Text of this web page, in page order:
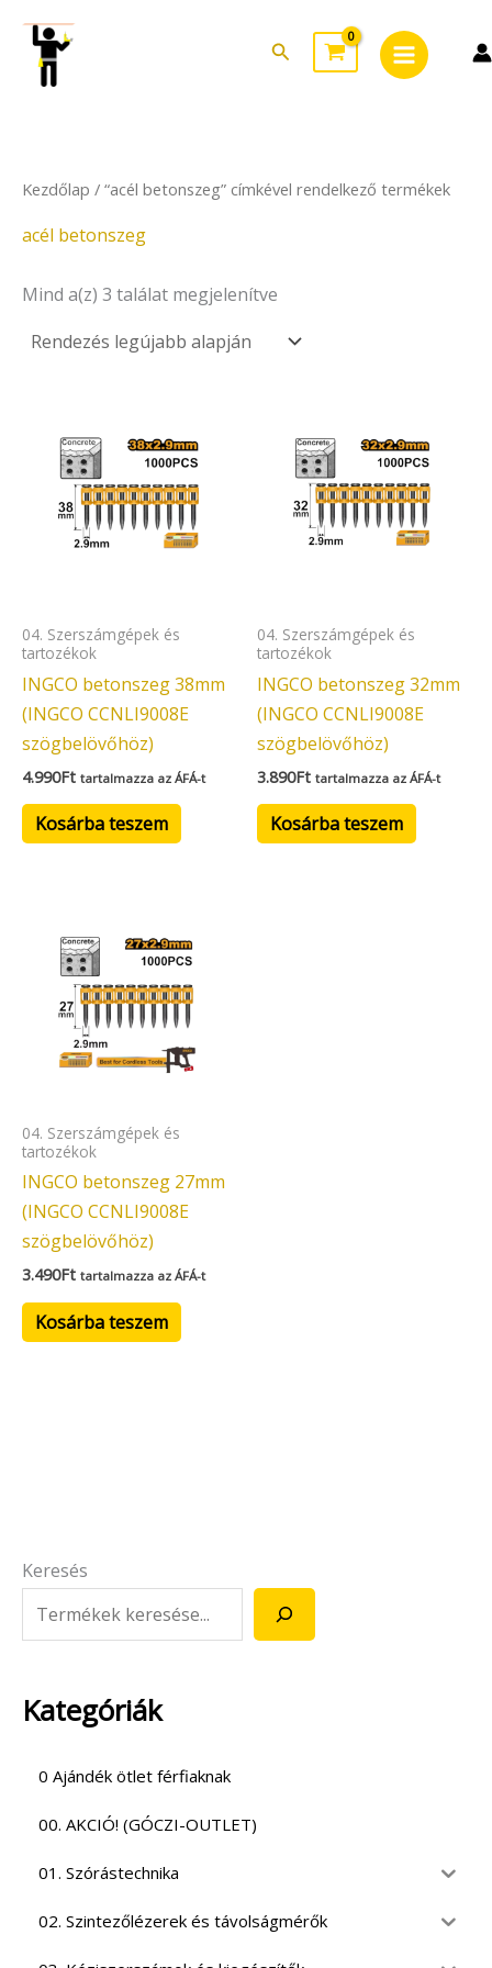
content
Search
Menu
Keresés
Kategóriák
0 Ajándék ötlet férfiaknak
00. AKCIÓ! (GÓCZI-OUTLET)
01. Szórástechnika
02. Szintezőlézerek és távolságmérők
Kezdőlap / “acél betonszeg” címkével rendelkező termékek
acél betonszeg
Mind a(z) 3 találat megjelenítve
latest
04. Szerszámgépek és
tartozékok
INGCO betonszeg 38mm
(INGCO CCNLI9008E
szögbelövőhöz)
4.990Ft tartalmazza az ÁFÁ-t
Kosárba teszem
04. Szerszámgépek és
tartozékok
INGCO betonszeg 32mm
(INGCO CCNLI9008E
szögbelövőhöz)
3.890Ft tartalmazza az ÁFÁ-t
Kosárba teszem
04. Szerszámgépek és
tartozékok
INGCO betonszeg 27mm
(INGCO CCNLI9008E
szögbelövőhöz)
3.490Ft tartalmazza az ÁFÁ-t
Kosárba teszem